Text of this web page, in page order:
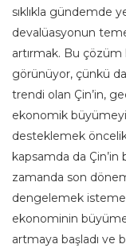
sıklıkla gündemde
devalüasyonun
artırmak. Bu
görünüyor, çünkü
trendi olan Çin’in,
ekonomik büyümeyi
desteklemek
kapsamda da
zamanda son
dengelemek
ekonominin
artmaya başladı ve